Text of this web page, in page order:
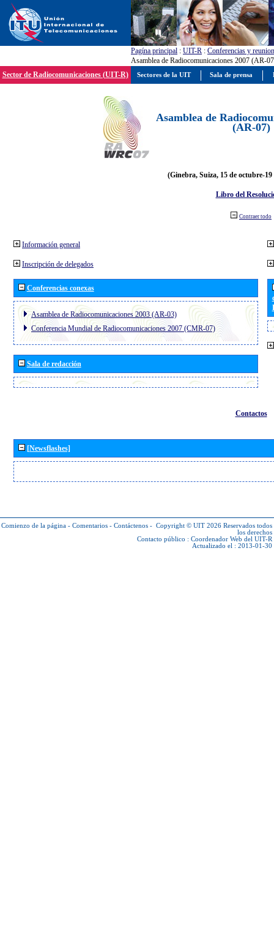
Pagína principal : UIT-R : Conferencias y
Asamblea de Radiocomunicaciones 2007 (AR-
Sector de Radiocomunicaciones (UIT-R)
Asamblea de
(AR-07)
(Ginebra, Suiza, 15 de octubre-19
Libro del
Contraer todo
Información general
Inscripción de delegados
Conferencias conexas
Asamblea de Radiocomunicaciones 2003 (AR-03)
Conferencia Mundial de Radiocomunicaciones 2007 (CMR-07)
Sala de redacción
Contactos
[Newsflashes]
Comienzo de la página - Comentarios - Contáctenos - Copyright © UIT 2026 Reservados todos
los derechos
Contacto público : Coordenador Web del UIT-R
Actualizado el : 2013-01-30
Sectores de la UIT Sala de prensa